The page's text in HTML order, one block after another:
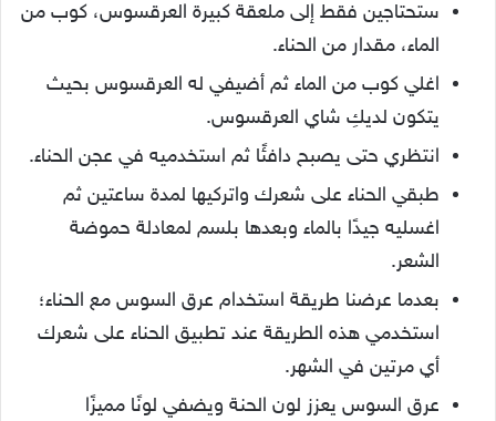
ستحتاجين فقط إلى ملعقة كبيرة العرقسوس، كوب من
الماء، مقدار من الحناء.
اغلي كوب من الماء ثم أضيفي له العرقسوس بحيث
يتكون لديكِ شاي العرقسوس.
انتظري حتى يصبح دافئًا ثم استخدميه في عجن الحناء.
طبقي الحناء على شعرك واتركيها لمدة ساعتين ثم
اغسليه جيدًا بالماء وبعدها بلسم لمعادلة حموضة
الشعر.
بعدما عرضنا طريقة استخدام عرق السوس مع الحناء؛
استخدمي هذه الطريقة عند تطبيق الحناء على شعرك
أي مرتين في الشهر.
عرق السوس يعزز لون الحنة ويضفي لونًا مميزًا